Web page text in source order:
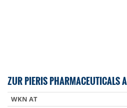
ZUR PIERIS PHARMACEUTICALS
WKN AT